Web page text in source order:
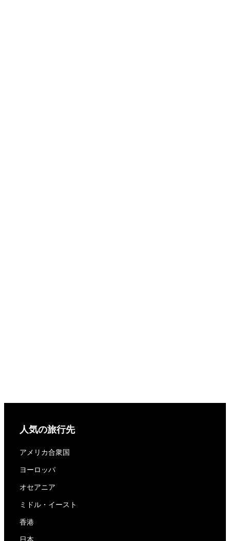
人気の旅行先
アメリカ合衆国
ヨーロッパ
オセアニア
ミドル・イースト
香港